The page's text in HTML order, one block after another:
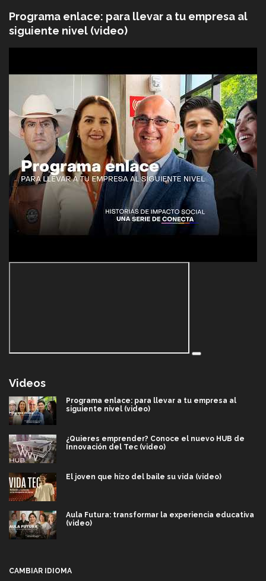
Programa enlace: para llevar a tu empresa al
siguiente nivel (video)
Videos
Programa enlace: para llevar a tu empresa al
siguiente nivel (video)
¿Quieres emprender? Conoce el nuevo HUB de
Innovación del Tec (video)
El joven que hizo del baile su vida (video)
Aula Futura: transformar la experiencia educativa
(video)
CAMBIAR IDIOMA